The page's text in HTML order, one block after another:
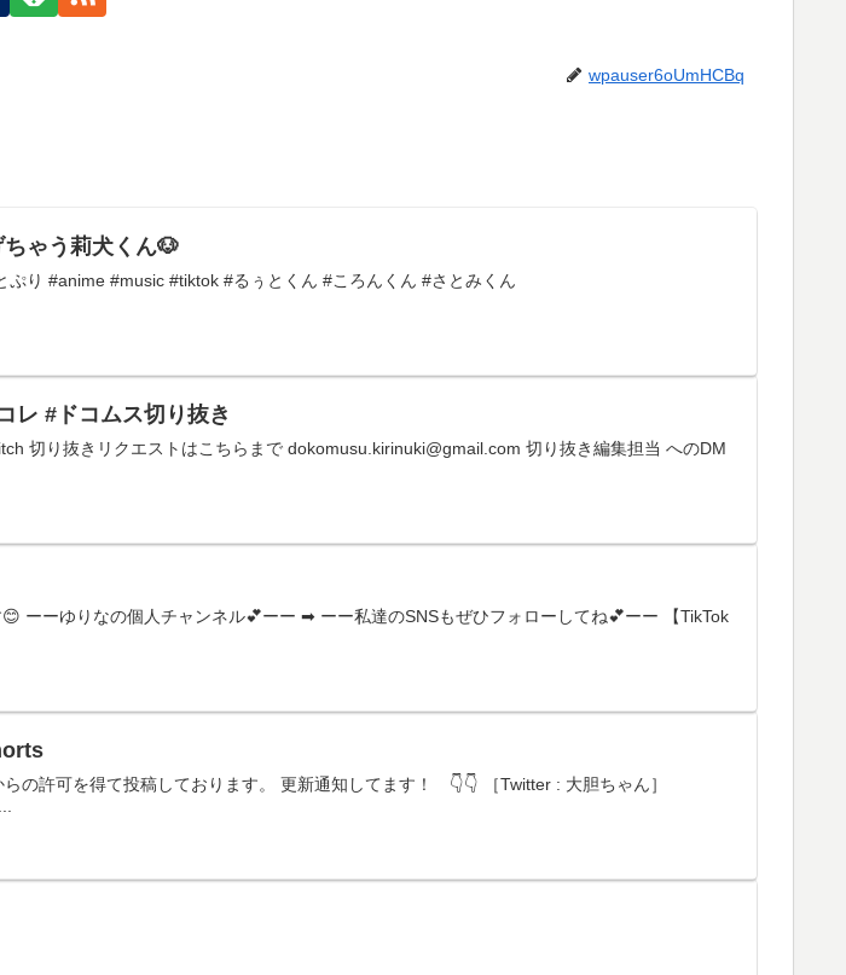
wpauser6oUmHCBq
ゃう莉犬くん🐶
り #anime #music #tiktok #るぅとくん #ころんくん #さとみくん
レ #ドコムス切り抜き
切り抜きリクエストはこちらまで dokomusu.kirinuki@gmail.com 切り抜き編集担当 へのDM
ーーゆりなの個人チャンネル💕ーー ➡︎ ーー私達のSNSもぜひフォローしてね💕ーー 【TikTok
の許可を得て投稿しております。 更新通知してます！ 👇👇 ［Twitter : 大胆ちゃん］